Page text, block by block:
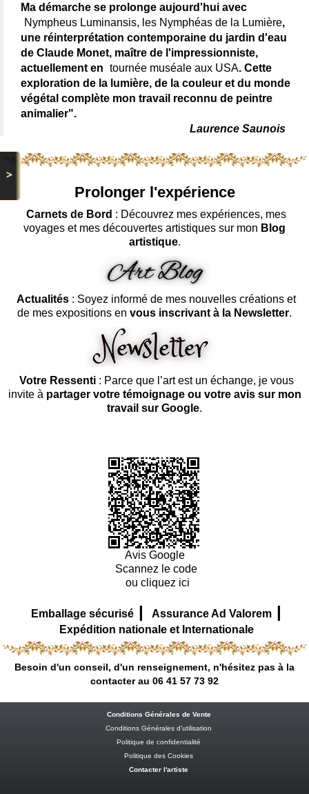
>
Ma démarche se prolonge aujourd'hui avec
Nympheus Luminansis, les Nymphéas de la Lumière,
une réinterprétation contemporaine du jardin d'eau
de Claude Monet, maître de l'impressionniste,
actuellement en tournée muséale aux USA. Cette
exploration de la lumière, de la couleur et du monde
végétal complète mon travail reconnu de peintre
animalier".
Laurence Saunois
Prolonger l'expérience
Carnets de Bord : Découvrez mes expériences, mes
voyages et mes découvertes artistiques sur mon Blog
artistique.
Actualités : Soyez informé de mes nouvelles créations et
de mes expositions en vous inscrivant à la Newsletter.
Votre Ressenti: Parce que l’art est un échange, je vous
invite à partager votre témoignage ou votre avis sur mon
travail sur Google.
Avis Google
Scannez le code
ou cliquez ici
Emballage sécurisé | Assurance Ad Valorem |
Expédition nationale et Internationale
Besoin d'un conseil, d'un renseignement, n'hésitez pas à la
contacter au 06 41 57 73 92
Conditions Générales de Vente
Conditions Générales d’utilisation
Politique de confidentialité
Politique des Cookies
Contacter l'artiste